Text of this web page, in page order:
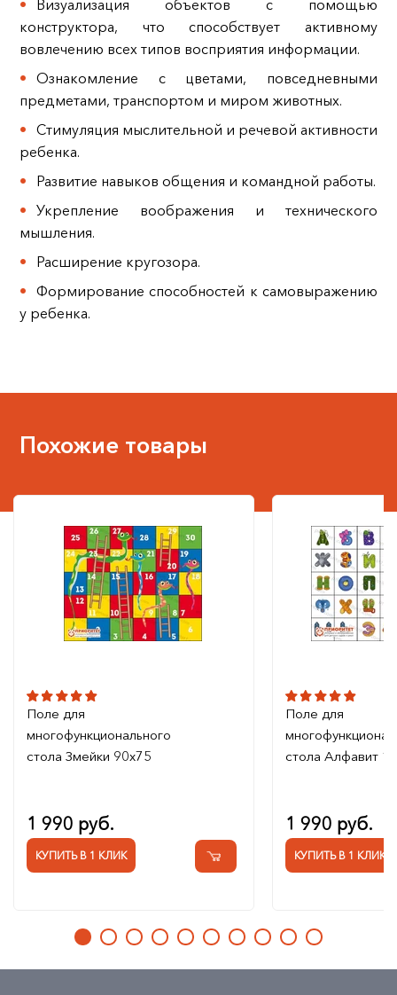
Визуализация объектов с помощью
конструктора, что способствует активному
вовлечению всех типов восприятия информации.
Ознакомление с цветами, повседневными
предметами, транспортом и миром животных.
Стимуляция мыслительной и речевой активности
ребенка.
Развитие навыков общения и командной работы.
Укрепление воображения и технического
мышления.
Расширение кругозора.
Формирование способностей к самовыражению
у ребенка.
Похожие товары
Поле для
многофункционального
стола Змейки 90x75
1 990 руб.
КУПИТЬ В 1 КЛИК
Поле для
стола Алфавит
1 990 руб.
КУПИТЬ В 1 КЛИК